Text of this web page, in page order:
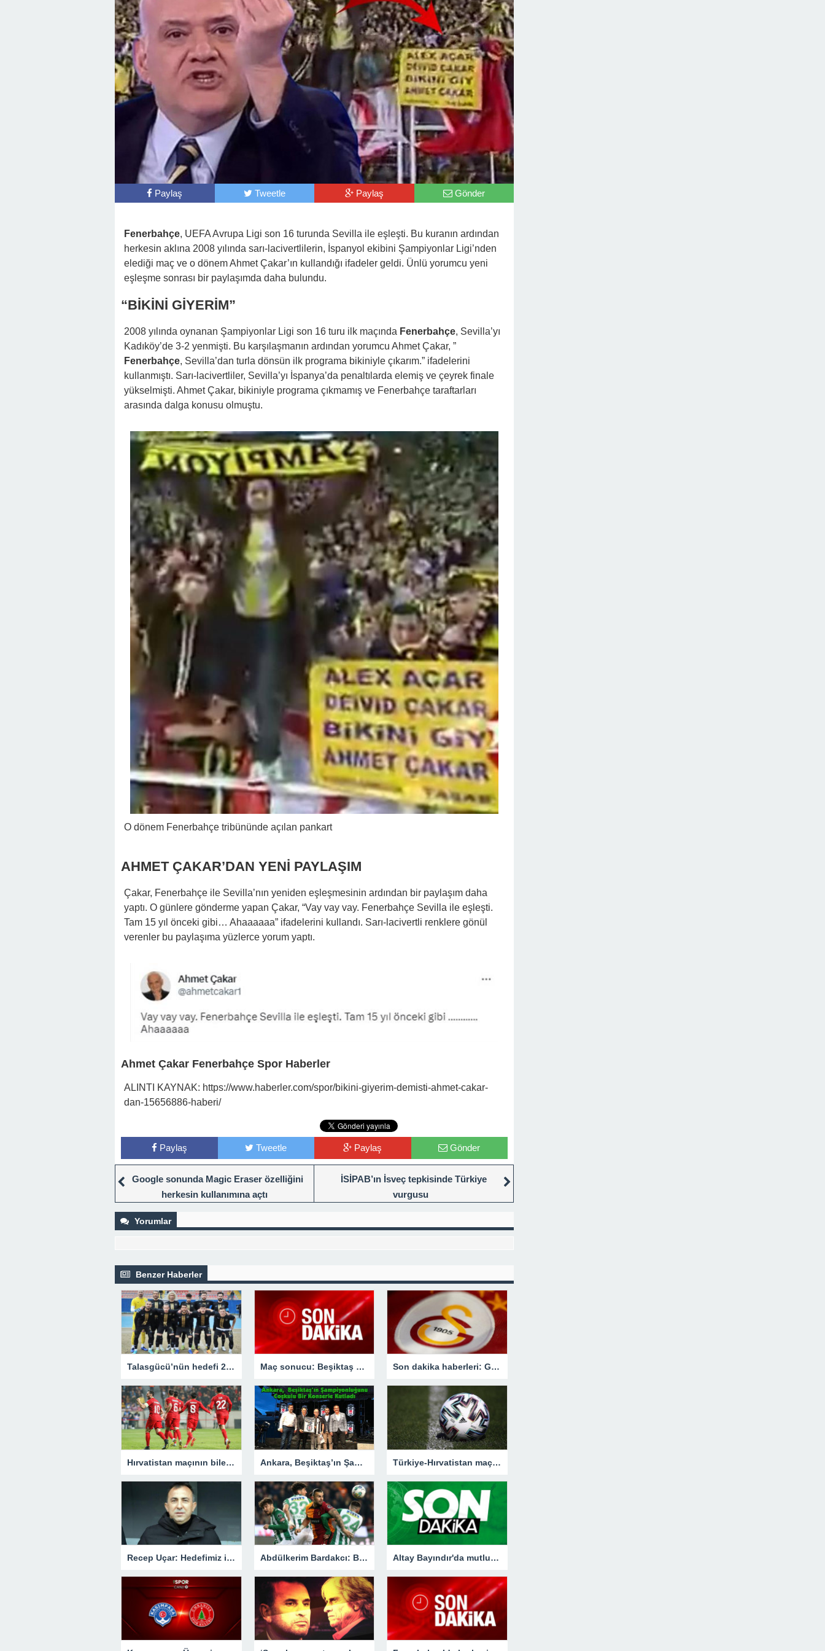
Paylaş Tweetle Paylaş Gönder
Fenerbahçe, UEFA Avrupa Ligi son 16 turunda Sevilla ile eşleşti. Bu kuranın ardından
herkesin aklına 2008 yılında sarı-lacivertlilerin, İspanyol ekibini Şampiyonlar Ligi’nden
elediği maç ve o dönem Ahmet Çakar’ın kullandığı ifadeler geldi. Ünlü yorumcu yeni
eşleşme sonrası bir paylaşımda daha bulundu.
“BİKİNİ GİYERİM”
2008 yılında oynanan Şampiyonlar Ligi son 16 turu ilk maçında Fenerbahçe, Sevilla’yı
Kadıköy’de 3-2 yenmişti. Bu karşılaşmanın ardından yorumcu Ahmet Çakar, ”
Fenerbahçe, Sevilla’dan turla dönsün ilk programa bikiniyle çıkarım.” ifadelerini
kullanmıştı. Sarı-lacivertliler, Sevilla’yı İspanya’da penaltılarda elemiş ve çeyrek finale
yükselmişti. Ahmet Çakar, bikiniyle programa çıkmamış ve Fenerbahçe taraftarları
arasında dalga konusu olmuştu.
O dönem Fenerbahçe tribününde açılan pankart
AHMET ÇAKAR’DAN YENİ PAYLAŞIM
Çakar, Fenerbahçe ile Sevilla’nın yeniden eşleşmesinin ardından bir paylaşım daha
yaptı. O günlere gönderme yapan Çakar, “Vay vay vay. Fenerbahçe Sevilla ile eşleşti.
Tam 15 yıl önceki gibi… Ahaaaaaa” ifadelerini kullandı. Sarı-lacivertli renklere gönül
verenler bu paylaşıma yüzlerce yorum yaptı.
Ahmet Çakar Fenerbahçe Spor Haberler
ALINTI KAYNAK: https://www.haberler.com/spor/bikini-giyerim-demisti-ahmet-cakar-
dan-15656886-haberi/
Paylaş Tweetle Paylaş Gönder
Google sonunda Magic Eraser özelliğini
herkesin kullanımına açtı
İSİPAB’ın İsveç tepkisinde Türkiye
vurgusu
Yorumlar
Benzer Haberler
Talasgücü’nün hedefi 24 puanı almak Maç sonucu: Beşiktaş 3-1 İstanbulspor Son dakika haberleri: Galatasaray’dan MHK Başkanı Lale Orta hakkında flaş açıklama
Hırvatistan maçının biletleri satışa çıktı Ankara, Beşiktaş’ın Şampiyonluğunu Coşkulu Bir Konserle Kutladı – Spor Türkiye-Hırvatistan maçının biletleri satışa çıktı
Recep Uçar: Hedefimiz ilk kez yer aldığımız ligde kalıcı olmak Abdülkerim Bardakcı: Beklemediğimiz bir sonuç aldık Altay Bayındır'da mutlu son! 4 yıllık sözleşme imzalandı